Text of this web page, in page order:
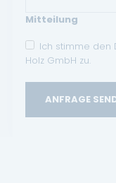
Mitteilung
Ich stimme den
Holz GmbH zu.
ANFRAGE